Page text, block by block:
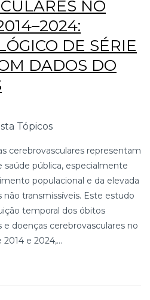
NO
DE SÉRIE
DADOS DO
Tópicos
cerebrovasculares representam
pública, especialmente
populacional e da elevada
não transmissíveis. Este estudo
temporal dos óbitos
doenças cerebrovasculares no
e 2024,...